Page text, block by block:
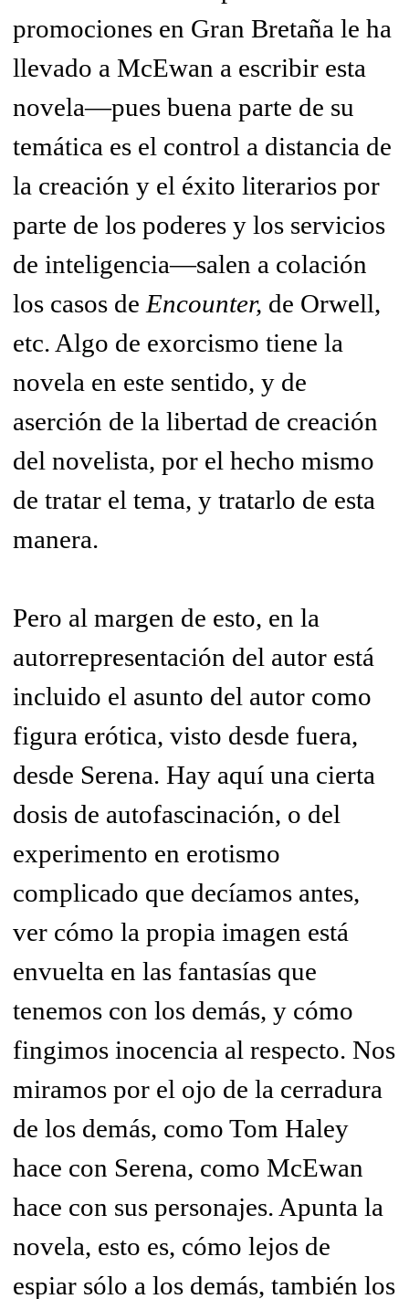
promociones en Gran Bretaña le ha
llevado a McEwan a escribir esta
novela—pues buena parte de su
temática es el control a distancia de
la creación y el éxito literarios por
parte de los poderes y los servicios
de inteligencia—salen a colación
los casos de Encounter, de Orwell,
etc. Algo de exorcismo tiene la
novela en este sentido, y de
aserción de la libertad de creación
del novelista, por el hecho mismo
de tratar el tema, y tratarlo de esta
manera.
Pero al margen de esto, en la
autorrepresentación del autor está
incluido el asunto del autor como
figura erótica, visto desde fuera,
desde Serena. Hay aquí una cierta
dosis de autofascinación, o del
experimento en erotismo
complicado que decíamos antes,
ver cómo la propia imagen está
envuelta en las fantasías que
tenemos con los demás, y cómo
fingimos inocencia al respecto. Nos
miramos por el ojo de la cerradura
de los demás, como Tom Haley
hace con Serena, como McEwan
hace con sus personajes. Apunta la
novela, esto es, cómo lejos de
espiar sólo a los demás, también los